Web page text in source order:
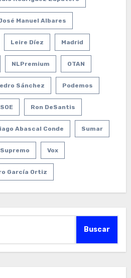
Manuel Albares
Leire Díez Madrid
NLPremium OTAN
Sánchez Podemos
Ron DeSantis
Abascal Conde Sumar
Vox
García Ortiz